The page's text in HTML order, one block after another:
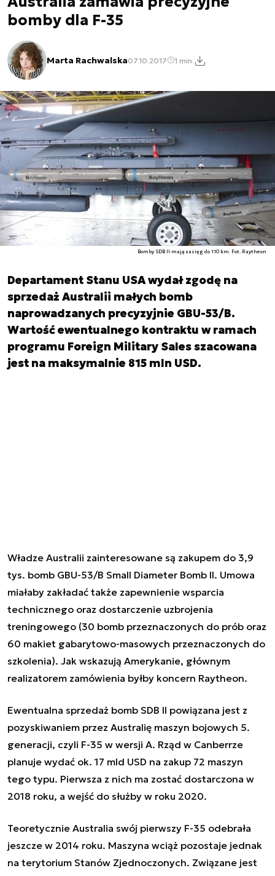
bomby dla F-35
Marta Rachwalska07.10.2017 1 min.
Bomby SDB II mają zasięg do 110 km. Fot. Raytheon
Departament Stanu USA wydał zgodę na
sprzedaż Australii małych bomb
naprowadzanych precyzyjnie GBU-53/B.
Wartość ewentualnego kontraktu w ramach
programu Foreign Military Sales szacowana
jest na maksymalnie 815 mln USD.
Władze Australii zainteresowane są zakupem do 3,9
tys. bomb GBU-53/B Small Diameter Bomb II. Umowa
miałaby zakładać także zapewnienie wsparcia
technicznego oraz dostarczenie uzbrojenia
treningowego (30 bomb prze­zna­czo­nych do prób oraz
60 makiet gaba­ry­towo-maso­wych przezna­czo­nych do
szko­le­nia). Jak wskazują Amerykanie, głównym
realizatorem zamówienia byłby koncern Raytheon.
Ewentualna sprzedaż bomb SDB II powiązana jest z
pozyskiwaniem przez Australię maszyn bojowych 5.
generacji, czyli F-35 w wersji A. Rząd w Canberrze
planuje wydać ok. 17 mld USD na zakup 72 maszyn
tego typu. Pierwsza z nich ma zostać dostarczona w
2018 roku, a wejść do służby w roku 2020.
Teoretycznie Australia swój pierwszy F-35 odebrała
jeszcze w 2014 roku. Maszyna wciąż pozostaje jednak
na terytorium Stanów Zjednoczonych. Związane jest